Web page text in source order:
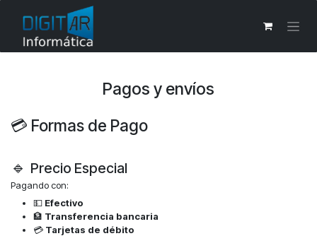
Pagos y envíos
💳 Formas de Pago
🔹 Precio Especial
Pagando con:
💵 Efectivo
🏦 Transferencia bancaria
💳 Tarjetas de débito